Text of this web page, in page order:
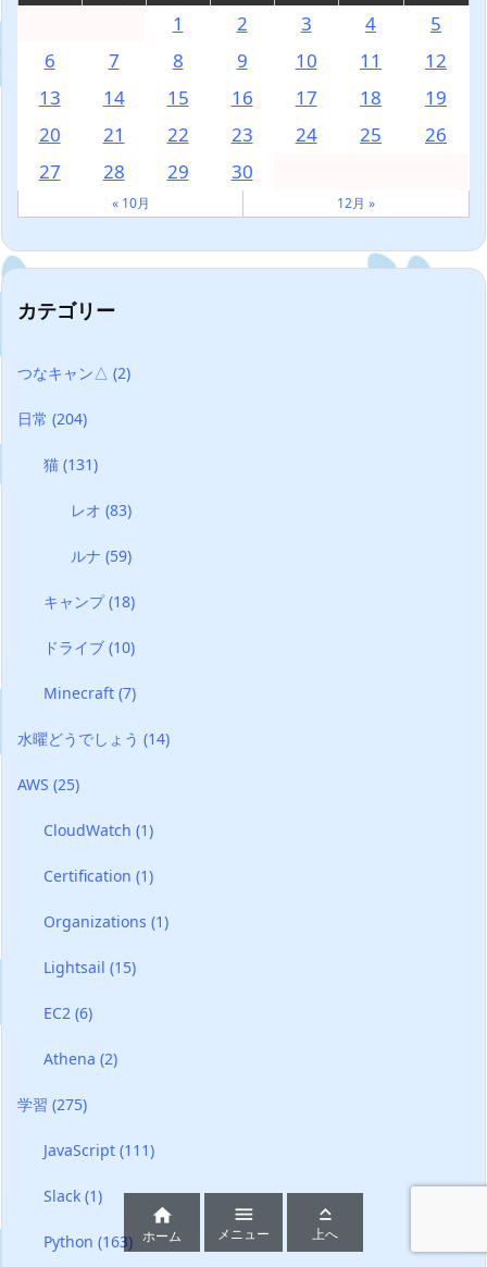
1
2 3 4
5
6
7 8 9 10 11
12
13
14 15 16 17 18
19
20
21 22 23 24 25
26
27
28 29 30
« 10月 12月 »
カテゴリー
つなキャン△ (2)
日常 (204)
猫(131)
レオ (83)
ルナ (59)
キャンプ(18)
ドライブ(10)
Minecraft(7)
水曜どうでしょう (14)
AWS (25)
CloudWatch(1)
Certification(1)
Organizations(1)
Lightsail(15)
EC2(6)
Athena(2)
学習 (275)
JavaScript(111)
Slack(1)
Python(163)

ホーム

メニュー

上へ